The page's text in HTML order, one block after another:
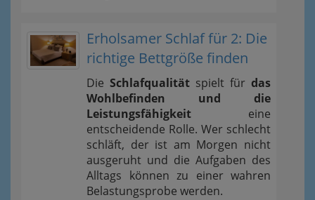
Erholsamer Schlaf für 2: Die
richtige Bettgröße finden
Die Schlafqualität spielt für das
Wohlbefinden und die
Leistungsfähigkeit eine
entscheidende Rolle. Wer schlecht
schläft, der ist am Morgen nicht
ausgeruht und die Aufgaben des
Alltags können zu einer wahren
Belastungsprobe werden.